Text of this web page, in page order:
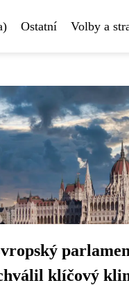
Ostatní Volby a
klíčový